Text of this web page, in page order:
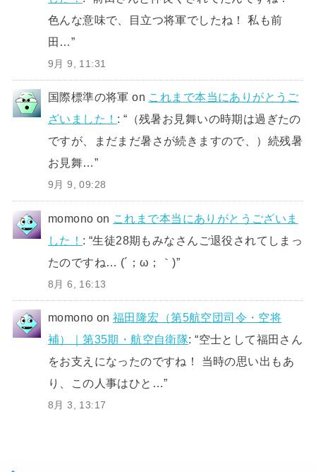
色んな意味で、目立つ将軍でしたね！ 私も前
田…”
9月 9, 11:31
国際標準の将軍 on これまで本当にありがとうご
ざいました！ : “ （残暑お見舞いの時期は過ぎたの
ですが、まだまだ暑さが続きますので、）続残暑
お見舞…”
9月 9, 09:28
momono on これまで本当にありがとうございま
した！ : “生徒28期もみなさんご退役されてしまっ
たのですね… (´；ω；｀)”
8月 6, 16:13
momono on福田隆宏（第5航空団司令・空将
補）｜第35期・航空自衛隊: “空士として福田さん
をお支えになったのですね！ 当時の思い出もあ
り、この人事はひと…”
8月 3, 13:17